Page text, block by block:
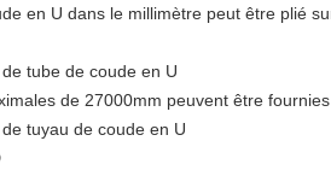
en U dans le millimètre peut être plié
tube de coude en U
de 27000mm peuvent être
tuyau de coude en U